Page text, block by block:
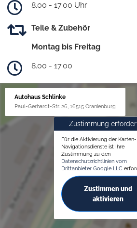
8.00 - 17.00 Uhr
Teile & Zubehör
Montag bis Freitag
8.00 - 17.00
Autohaus Schlinke
Paul-Gerhardt-Str. 26, 16515 Oranienburg
Zustimmung
Für die Aktivierung der
Navigationsdienste ist Ihre
Zustimmung zu den
Datenschutzrichtlinien vom
Drittanbieter Google LLC
Zustimmen und
aktivieren